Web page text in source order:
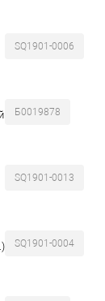
SQ1901-0006
Б0019878
SQ1901-0013
SQ1901-0004